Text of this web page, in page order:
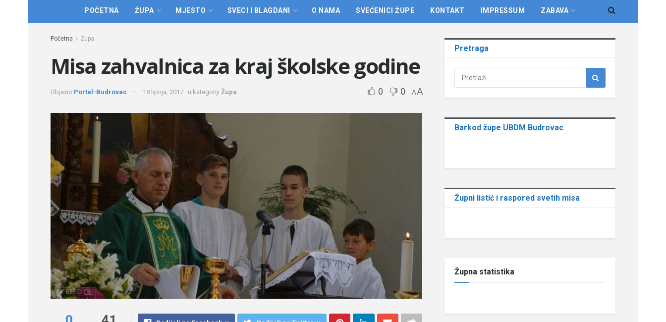
POČETNA ŽUPA MJESTO SVECI I BLAGDANI O NAMA SVEĆENICI ŽUPE KONTAKT IMPRESSUM ZABAVA
Početna Župa
Misa zahvalnica za kraj školske godine
Objavio Portal-Budrovac 18 lipnja, 2017 u kategoriji Župa 0 0 AA
Pretraga
Barkod župe UBDM Budrovac
Župni listić i raspored svetih misa
Župna statistika